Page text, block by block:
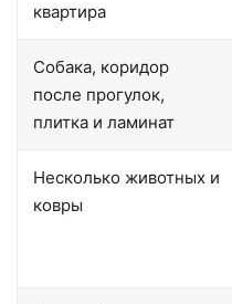
квартира
Собака, коридор
после прогулок,
плитка и ламинат
Несколько животных и
ковры